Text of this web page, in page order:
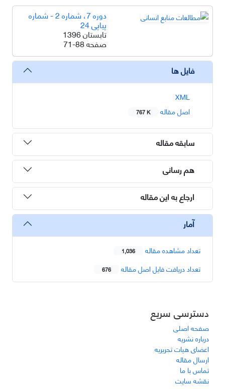
دوره 7، شماره 2 - شماره
پیاپی 24
تابستان 1396
صفحه71-88
فایل ها
XML
اصل مقاله
767 K
سابقه مقاله
هم رسانی
ارجاع به این مقاله
آمار
تعداد مشاهده مقاله 1,036
تعداد دریافت فایل اصل مقاله 676
دسترسی سریع
صفحه اصلی
درباره نشریه
اعضای هیات تحریریه
ارسال مقاله
تماس با ما
نقشه سایت